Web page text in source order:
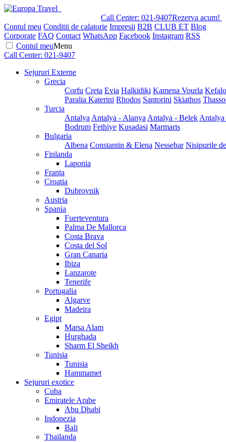
Call Center: 021-9407Rezerva acum!
Contul meu Conditii de calatorie Impresii B2B CLUB ET Blog
Corporate FAQ Contact WhatsApp Facebook Instagram RSS
Contul meuMenu
Call Center: 021-9407
Sejururi Externe
Grecia
Corfu Creta Evia Halkidiki Kamena Vourla
Paralia Katerini Rhodos Santorini Skiathos
Turcia
Antalya Antalya - Alanya Antalya - Belek
Bodrum Fethiye Kusadasi Marmaris
Bulgaria
Albena Constantin & Elena Nessebar Nisipurile
Finlanda
Laponia
Franta
Croatia
Dubrovnik
Austria
Spania
Fuerteventura
Palma De Mallorca
Costa Brava
Costa del Sol
Gran Canaria
Ibiza
Lanzarote
Tenerife
Portugalia
Algarve
Madeira
Egipt
Marsa Alam
Hurghada
Sharm El Sheikh
Tunisia
Tunisia
Hammamet
Sejururi exotice
Cuba
Emiratele Arabe
Abu Dhabi
Indonezia
Bali
Thailanda